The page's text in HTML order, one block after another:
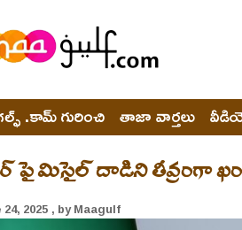
.కామ్ గురించి తాజా వార్తలు
పై మిసైల్ దాడిని తీవ్రంగా
2025 , by Maagulf